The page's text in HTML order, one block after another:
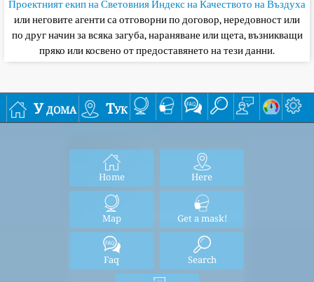
Проектният екип на Световния Индекс на Качеството на Въздуха
или неговите агенти са отговорни по договор, нередовност или
по друг начин за всяка загуба, нараняване или щета, възникващи
пряко или косвено от предоставянето на тези данни.
У дома Тук
Home Here
Map Get a mask!
Faq Search